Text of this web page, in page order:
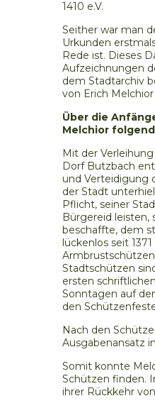
1410 e.V.
Seither war man
Urkunden
Rede ist. Dieses
Aufzeichnungen
dem Stadtarchiv
von Erich
Über die
Melchior
Mit der
Dorf Butzbach
und Verteidigung
der Stadt
Pflicht, seiner
Bürgereid leisten,
beschaffte, dem
lückenlos seit
Stadtschützen
ersten
Sonntagen auf
den
Nach den
Ausgabenansatz
Somit konnte
Schützen finden.
ihrer Rückkehr